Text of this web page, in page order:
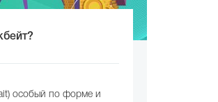
особый по форме и